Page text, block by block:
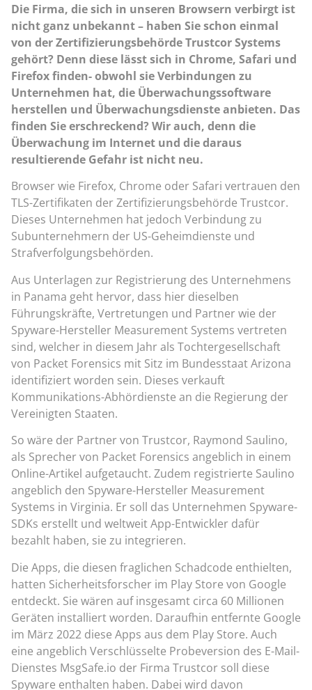
Die Firma, die sich in unseren Browsern verbirgt ist
nicht ganz unbekannt – haben Sie schon einmal
von der Zertifizierungsbehörde Trustcor Systems
gehört? Denn diese lässt sich in Chrome, Safari und
Firefox finden- obwohl sie Verbindungen zu
Unternehmen hat, die Überwachungssoftware
herstellen und Überwachungsdienste anbieten. Das
finden Sie erschreckend? Wir auch, denn die
Überwachung im Internet und die daraus
resultierende Gefahr ist nicht neu.
Browser wie Firefox, Chrome oder Safari vertrauen den
TLS-Zertifikaten der Zertifizierungsbehörde Trustcor.
Dieses Unternehmen hat jedoch Verbindung zu
Subunternehmern der US-Geheimdienste und
Strafverfolgungsbehörden.
Aus Unterlagen zur Registrierung des Unternehmens
in Panama geht hervor, dass hier dieselben
Führungskräfte, Vertretungen und Partner wie der
Spyware-Hersteller Measurement Systems vertreten
sind, welcher in diesem Jahr als Tochtergesellschaft
von Packet Forensics mit Sitz im Bundesstaat Arizona
identifiziert worden sein. Dieses verkauft
Kommunikations-Abhördienste an die Regierung der
Vereinigten Staaten.
So wäre der Partner von Trustcor, Raymond Saulino,
als Sprecher von Packet Forensics angeblich in einem
Online-Artikel aufgetaucht. Zudem registrierte Saulino
angeblich den Spyware-Hersteller Measurement
Systems in Virginia. Er soll das Unternehmen Spyware-
SDKs erstellt und weltweit App-Entwickler dafür
bezahlt haben, sie zu integrieren.
Die Apps, die diesen fraglichen Schadcode enthielten,
hatten Sicherheitsforscher im Play Store von Google
entdeckt. Sie wären auf insgesamt circa 60 Millionen
Geräten installiert worden. Daraufhin entfernte Google
im März 2022 diese Apps aus dem Play Store. Auch
eine angeblich Verschlüsselte Probeversion des E-Mail-
Dienstes MsgSafe.io der Firma Trustcor soll diese
Spyware enthalten haben. Dabei wird davon